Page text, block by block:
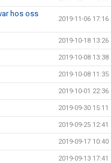
hos oss
2019-11-06 17:16
2019-10-18 13:26
2019-10-08 13:38
2019-10-08 11:35
2019-10-01 22:36
2019-09-30 15:11
2019-09-25 12:41
2019-09-17 10:40
2019-09-13 17:41